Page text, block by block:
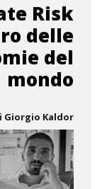
Risk
delle
del
mondo
Giorgio Kaldor